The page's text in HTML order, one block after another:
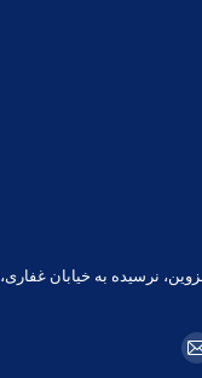
نرسیده به خیابان غفاری،
ایمیل